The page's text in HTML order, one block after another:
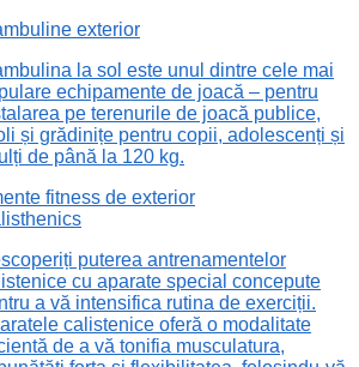
exterior
la sol este unul dintre cele mai
echipamente de joacă – pentru
pe terenurile de joacă publice,
și grădinițe pentru copii, adolescenți și
de până la 120 kg.
fitness de exterior
puterea antrenamentelor
cu aparate special concepute
a vă intensifica rutina de exerciții.
calistenice oferă o modalitate
de a vă tonifia musculatura,